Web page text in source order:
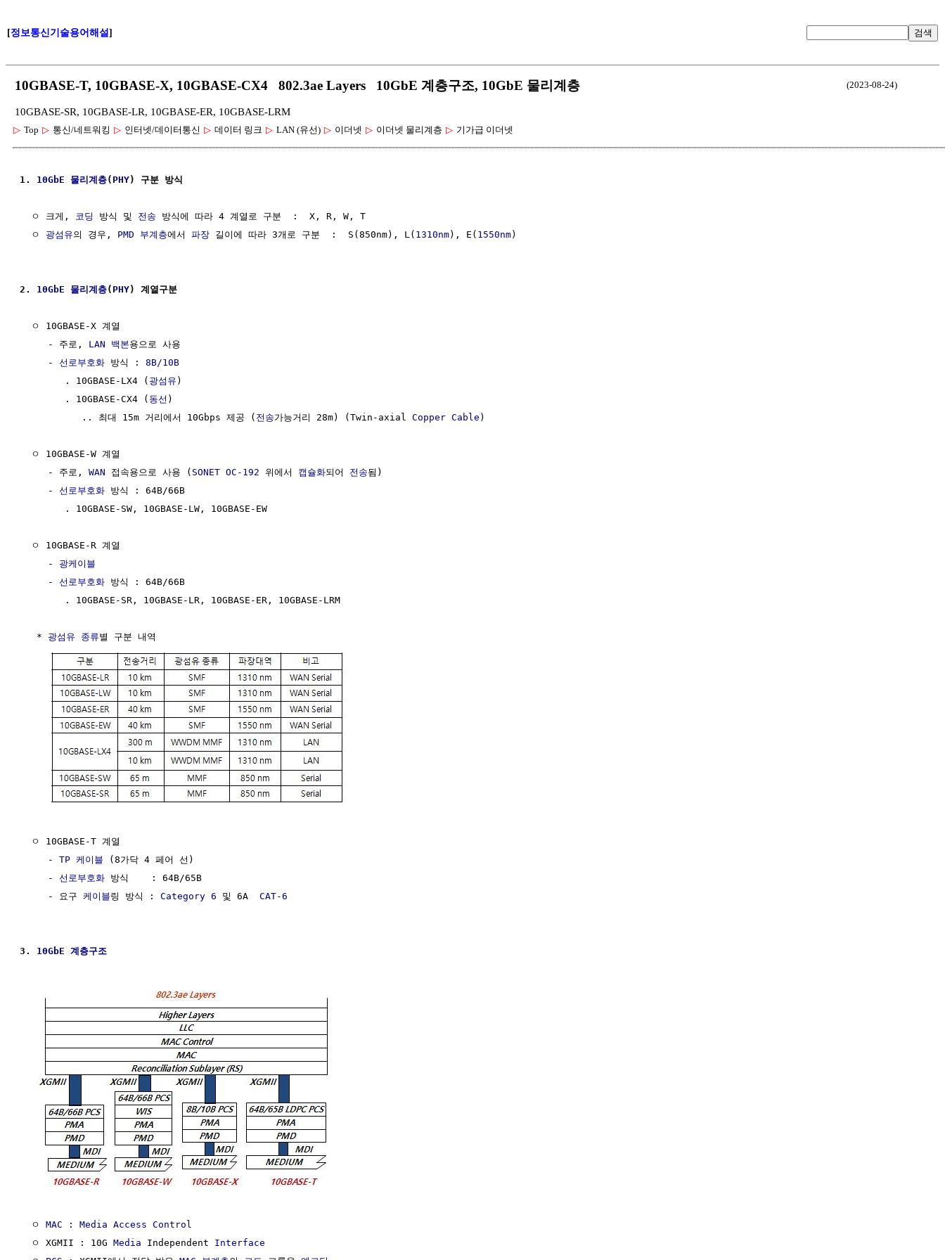
[정보통신기술용어해설] 검색
10GBASE-T, 10GBASE-X, 10GBASE-CX4 802.3ae Layers 10GbE 계층구조, 10GbE 물리계층 (2023-08-24)
10GBASE-SR, 10GBASE-LR, 10GBASE-ER, 10GBASE-LRM
▷ Top ▷ 통신/네트워킹 ▷ 인터넷/데이터통신 ▷ 데이터 링크 ▷ LAN (유선) ▷ 이더넷 ▷ 이더넷 물리계층 ▷ 기가급 이더넷
1. 10GbE 물리계층( PHY) 구분 방식
  ㅇ 크게,
코딩 방식 및 전송 방식에 따라 4 계열로 구분  :  X, R, W, T
  ㅇ
광섬유의 경우, PMD 부계층에서 파장 길이에 따라 3개로 구분  :  S(850nm), L( 1310nm), E( 1550nm)
2. 10GbE 물리계층( PHY) 계열구분
  ㅇ 10GBASE-X 계열
     - 주로,
LAN 백본용으로 사용
     -
선로부호화 방식 : 8B/10B
        . 10GBASE-LX4 (
광섬유 )
        . 10GBASE-CX4 (
동선 )
           .. 최대 15m 거리에서 10Gbps 제공 (
전송가능거리 28m) (Twin-axial Copper Cable )
  ㅇ 10GBASE-W 계열
     - 주로,
WAN 접속용으로 사용 ( SONET OC-192 위에서 캡슐화되어 전송됨)
     -
선로부호화 방식 : 64B/66B
        . 10GBASE-SW, 10GBASE-LW, 10GBASE-EW
  ㅇ 10GBASE-R 계열
     -
광케이블
     -
선로부호화 방식 : 64B/66B
        . 10GBASE-SR, 10GBASE-LR, 10GBASE-ER, 10GBASE-LRM
   *
광섬유 종류별 구분 내역
  ㅇ 10GBASE-T 계열
     -
TP 케이블 (8가닥 4 페어 선)
     -
선로부호화 방식    : 64B/65B
     - 요구
케이블링 방식 : Category 6 및 6A CAT-6
3. 10GbE 계층구조
  ㅇ
MAC : Media Access Control
  ㅇ XGMII : 10G
Media Independent Interface